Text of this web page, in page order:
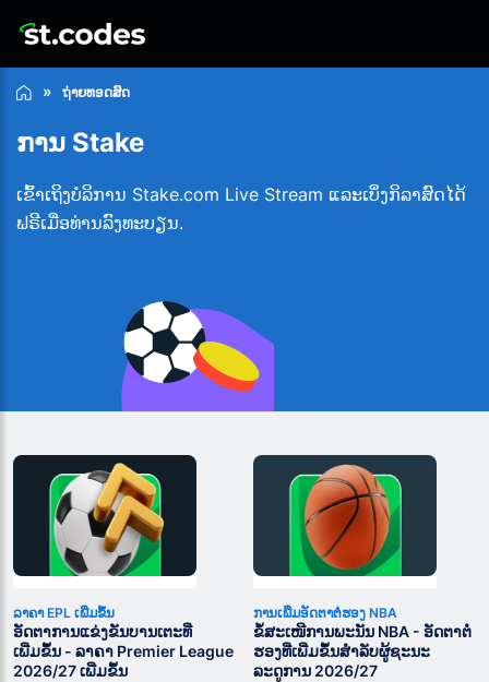
ຖ່າຍທອດສົດ
ການ Stake
ເຂົ້າເຖິງບໍລິການ Stake.com Live Stream ແລະເບິ່ງກິລາສົດໄດ້
ຟຣີເມື່ອທ່ານລົງທະບຽນ.
ລາຄາ EPL ເພີ່ມຂຶ້ນ
ອັດຕາການແຂ່ງຂັນບານເຕະທີ່
ເພີ່ມຂຶ້ນ - ລາຄາ Premier League
2026/27 ເພີ່ມຂຶ້ນ
ການເພີ່ມອັດຕາຕໍ່ຮອງ NBA
ຂໍ້ສະເໜີການພະນັນ NBA - ອັດຕາຕໍ່
ຮອງທີ່ເພີ່ມຂຶ້ນສຳລັບຜູ້ຊະນະ
ລະດູການ 2026/27